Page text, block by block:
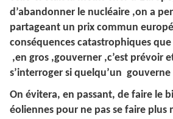
d’abandonner le nucléaire ,on a
partageant un prix commun
conséquences catastrophiques
,en gros ,gouverner ,c’est prévoir
s’interroger si quelqu’un gouverne
On évitera, en passant, de faire le
éoliennes pour ne pas se faire plus